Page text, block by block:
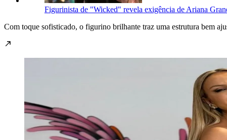
Figurinista de "Wicked" revela exigência de Ariana
Com toque sofisticado, o figurino brilhante traz uma estrutura bem